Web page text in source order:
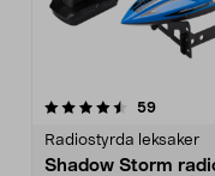
59
Radiostyrda leksaker
Shadow Storm
4.0 av 5 stjärnor